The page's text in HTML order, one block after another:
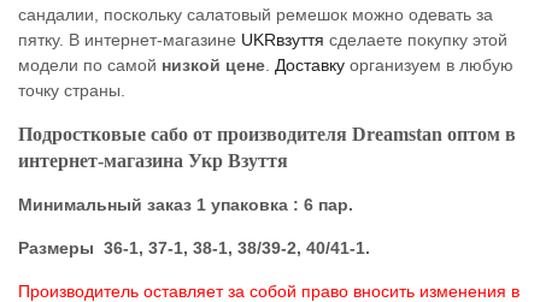
сандалии, поскольку салатовый ремешок можно одевать за
пятку. В интернет-магазине UKRвзуття сделаете покупку этой
модели по самой низкой цене Доставку организуем в любую
точку страны.
Подростковые сабо от производителя Dreamstan оптом в
интернет-магазина Укр Взуття
Минимальный заказ 1 упаковка : 6 пар.
Размеры 36-1, 37-1, 38-1, 38/39-2, 40/41-1.
Производитель оставляет за собой право вносить изменения в